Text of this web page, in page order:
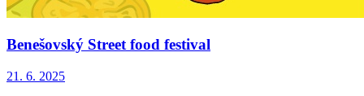
Benešovský Street food festival
21. 6. 2025